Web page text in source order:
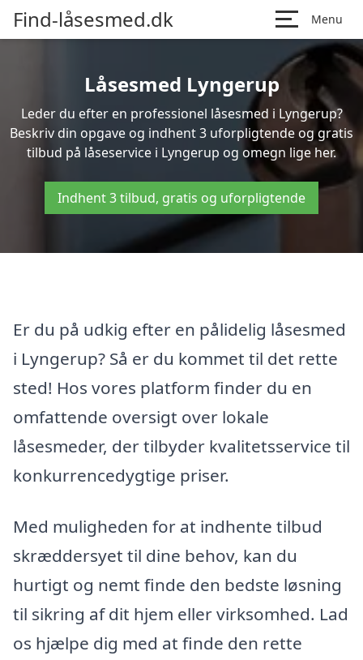
Find-låsesmed.dk Menu
Låsesmed Lyngerup
Leder du efter en professionel låsesmed i Lyngerup?
Beskriv din opgave og indhent 3 uforpligtende og gratis
tilbud på låseservice i Lyngerup og omegn lige her.
Indhent 3 tilbud, gratis og uforpligtende
Er du på udkig efter en pålidelig låsesmed
i Lyngerup? Så er du kommet til det rette
sted! Hos vores platform finder du en
omfattende oversigt over lokale
låsesmeder, der tilbyder kvalitetsservice til
konkurrencedygtige priser.
Med muligheden for at indhente tilbud
skræddersyet til dine behov, kan du
hurtigt og nemt finde den bedste løsning
til sikring af dit hjem eller virksomhed. Lad
os hjælpe dig med at finde den rette